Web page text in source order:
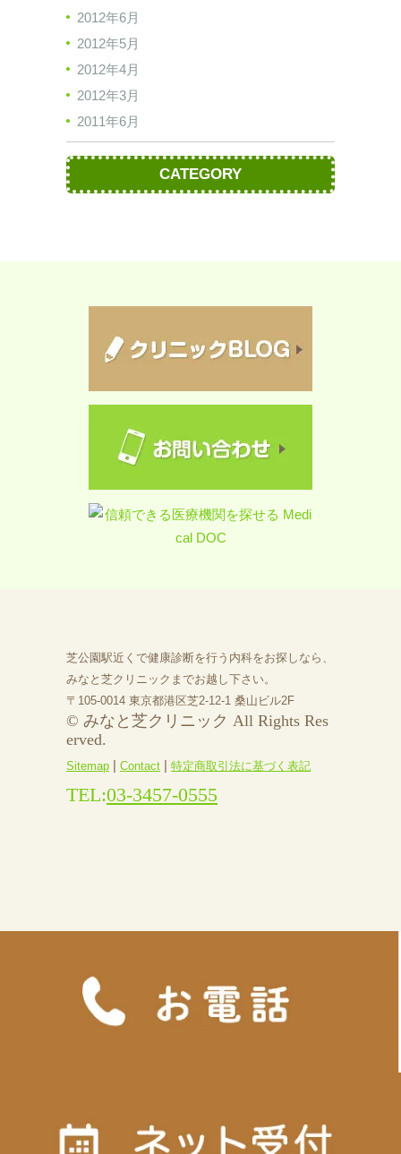
2012年6月
2012年5月
2012年4月
2012年3月
2011年6月
CATEGORY
芝公園駅近くで健康診断を行う内科をお探しなら、
みなと芝クリニックまでお越し下さい。
〒105-0014 東京都港区芝2-12-1 桑山ビル2F
© みなと芝クリニック All Rights Res
erved.
Sitemap | Contact | 特定商取引法に基づく表記
TEL:03-3457-0555